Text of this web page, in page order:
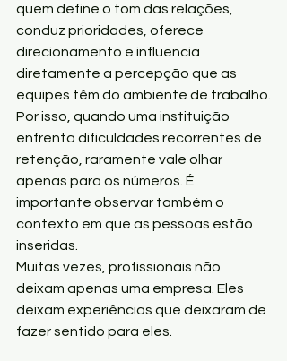
quem define o tom das relações,
conduz prioridades, oferece
direcionamento e influencia
diretamente a percepção que as
equipes têm do ambiente de trabalho.
Por isso, quando uma instituição
enfrenta dificuldades recorrentes de
retenção, raramente vale olhar
apenas para os números. É
importante observar também o
contexto em que as pessoas estão
inseridas.
Muitas vezes, profissionais não
deixam apenas uma empresa. Eles
deixam experiências que deixaram de
fazer sentido para eles.